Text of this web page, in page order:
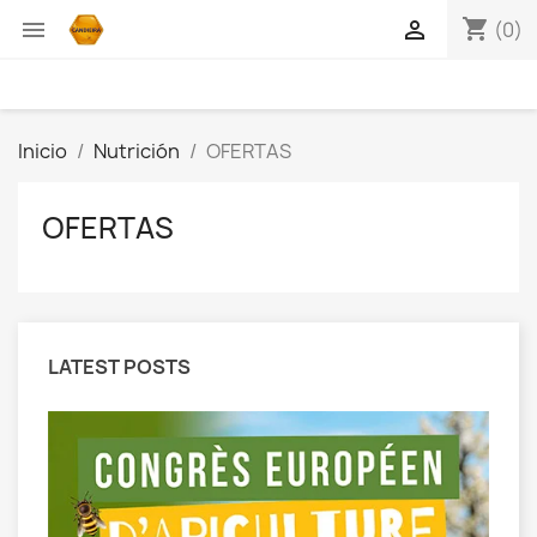
 shopping_cart (0)

Inicio Nutrición OFERTAS
OFERTAS
LATEST POSTS